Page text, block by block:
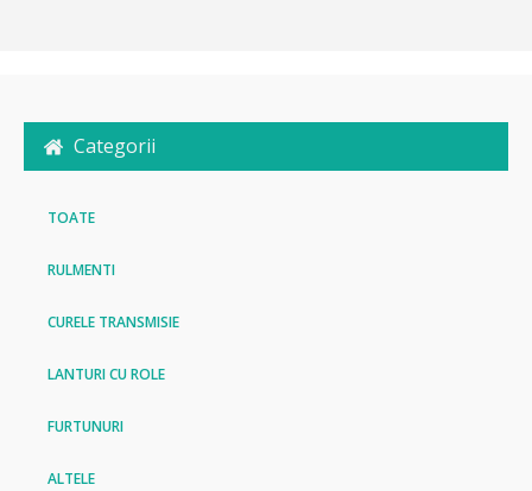
Categorii
TOATE
RULMENTI
CURELE TRANSMISIE
LANTURI CU ROLE
FURTUNURI
ALTELE